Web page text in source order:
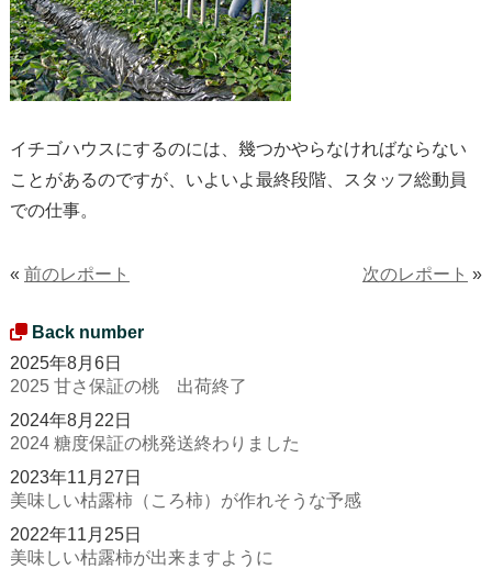
イチゴハウスにするのには、幾つかやらなければならない
ことがあるのですが、いよいよ最終段階、スタッフ総動員
での仕事。
« 前のレポート 次のレポート »
Back number
2025年8月6日
2025 甘さ保証の桃 出荷終了
2024年8月22日
2024 糖度保証の桃発送終わりました
2023年11月27日
美味しい枯露柿（ころ柿）が作れそうな予感
2022年11月25日
美味しい枯露柿が出来ますように